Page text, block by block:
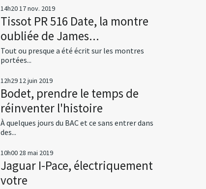
14h2017nov. 2019
Tissot PR 516 Date, la montre
oubliée de James...
Tout ou presque a été écrit sur les montres
portées...
12h2912juin 2019
Bodet, prendre le temps de
réinventer l'histoire
À quelques jours du BAC et ce sans entrer dans
des...
10h00 28 mai 2019
Jaguar I-Pace, électriquement
votre